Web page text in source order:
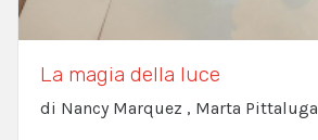
La magia della luce
di Nancy Marquez , Marta Pittaluga